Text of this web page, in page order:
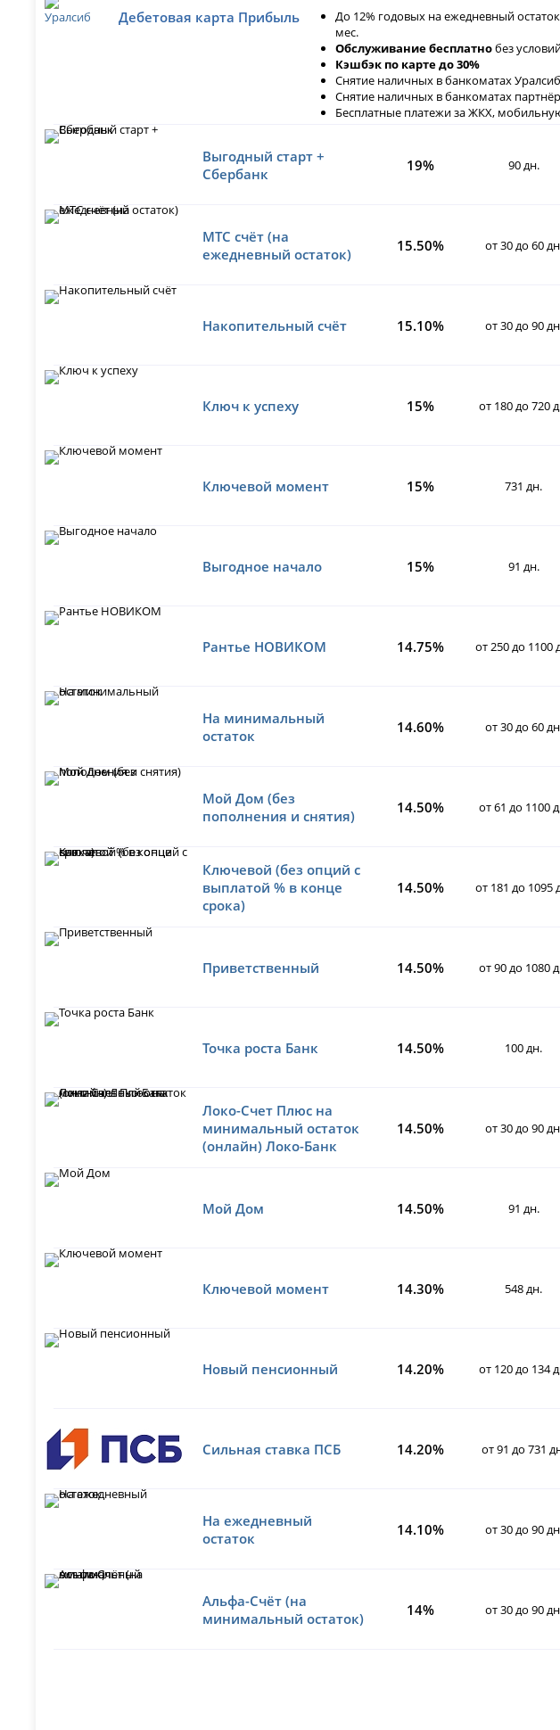
Дебетовая карта Прибыль
До 12% годовых на ежедневный
мес.
Обслуживание бесплатнобез
Кэшбэк по карте до 30%
Снятие наличных в банкоматах
Снятие наличных в банкоматах
Бесплатные платежи за ЖКХ,
Выгодный старт +
Сбербанк
19% 90 дн.
МТС счёт (на
ежедневный остаток)
15.50% от 30 до 60
Накопительный счёт 15.10% от 30 до 90
Ключ к успеху 15% от 180 до 720
Ключевой момент 15% 731 дн.
Выгодное начало 15% 91 дн.
Рантье НОВИКОМ 14.75% от 250 до 1100
На минимальный
остаток
14.60% от 30 до 60
Мой Дом (без
пополнения и снятия)
14.50% от 61 до 1100
Ключевой (без опций с
выплатой % в конце
срока)
14.50% от 181 до 1095
Приветственный 14.50% от 90 до 1080
Точка роста Банк 14.50% 100 дн.
Локо-Счет Плюс на
минимальный остаток
(онлайн) Локо-Банк
14.50% от 30 до 90
Мой Дом 14.50% 91 дн.
Ключевой момент 14.30% 548 дн.
Новый пенсионный 14.20% от 120 до 134
Сильная ставка ПСБ 14.20% от 91 до 731
На ежедневный
остаток
14.10% от 30 до 90
Альфа-Счёт (на
минимальный остаток)
14% от 30 до 90